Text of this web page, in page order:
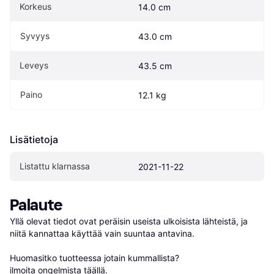
Korkeus 14.0 cm
Syvyys 43.0 cm
Leveys 43.5 cm
Paino 12.1 kg
Lisätietoja
Listattu klarnassa 2021-11-22
Palaute
Yllä olevat tiedot ovat peräisin useista ulkoisista lähteistä, ja
niitä kannattaa käyttää vain suuntaa antavina.
Huomasitko tuotteessa jotain kummallista?
ilmoita ongelmista täällä.